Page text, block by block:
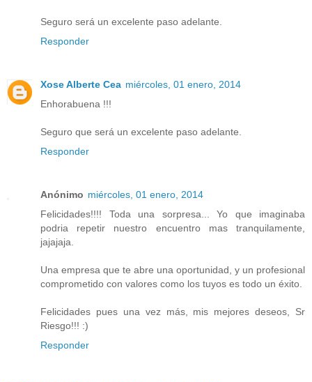
Seguro será un excelente paso adelante.
Responder
Xose Alberte Cea miércoles, 01 enero, 2014
Enhorabuena !!!
Seguro que será un excelente paso adelante.
Responder
Anónimo miércoles, 01 enero, 2014
Felicidades!!!! Toda una sorpresa... Yo que imaginaba
podria repetir nuestro encuentro mas tranquilamente,
jajajaja.
Una empresa que te abre una oportunidad, y un profesional
comprometido con valores como los tuyos es todo un éxito.
Felicidades pues una vez más, mis mejores deseos, Sr
Riesgo!!! :)
Responder